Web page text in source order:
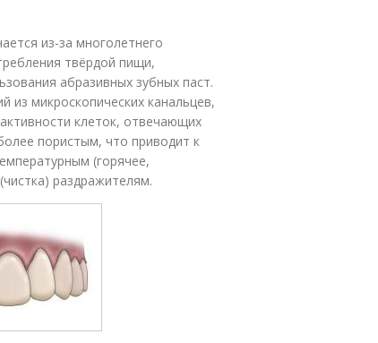
из-за многолетнего
твёрдой пищи,
абразивных зубных паст.
микроскопических канальцев,
клеток, отвечающих
пористым, что приводит к
(горячее,
раздражителям.